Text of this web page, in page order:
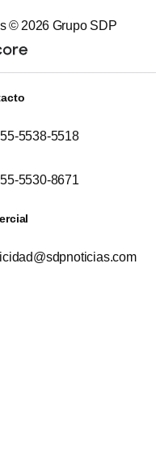
©2026 Grupo SDP
5538-5518
5530-8671